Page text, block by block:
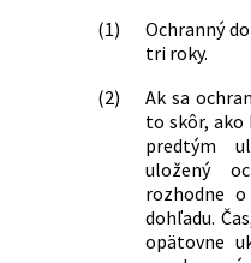
(1)
Ochranný
tri roky.
(2)
Ak sa
to skôr, ako
predtým
uložený
rozhodne
dohľadu.
opätovne